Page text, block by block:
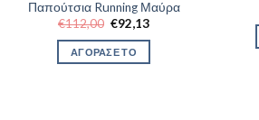
Παπούτσια Running Μαύρα
€112,00 Original
price
was:
€112,00.
€92,13Η
ΑΓΟΡΑΣΕ ΤΟ